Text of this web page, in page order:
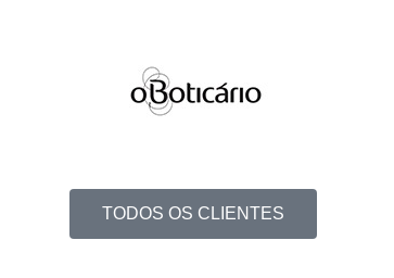
TODOS OS CLIENTES